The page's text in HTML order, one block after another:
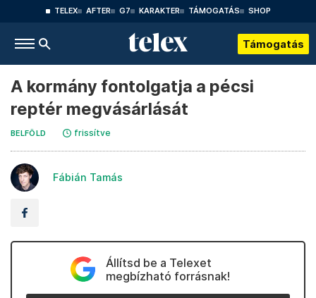
TELEX AFTER G7 KARAKTER TÁMOGATÁS SHOP
Támogatás
A kormány fontolgatja a pécsi
reptér megvásárlását
BELFÖLD frissítve
Fábián Tamás
Állítsd be a Telexet
megbízható forrásnak!